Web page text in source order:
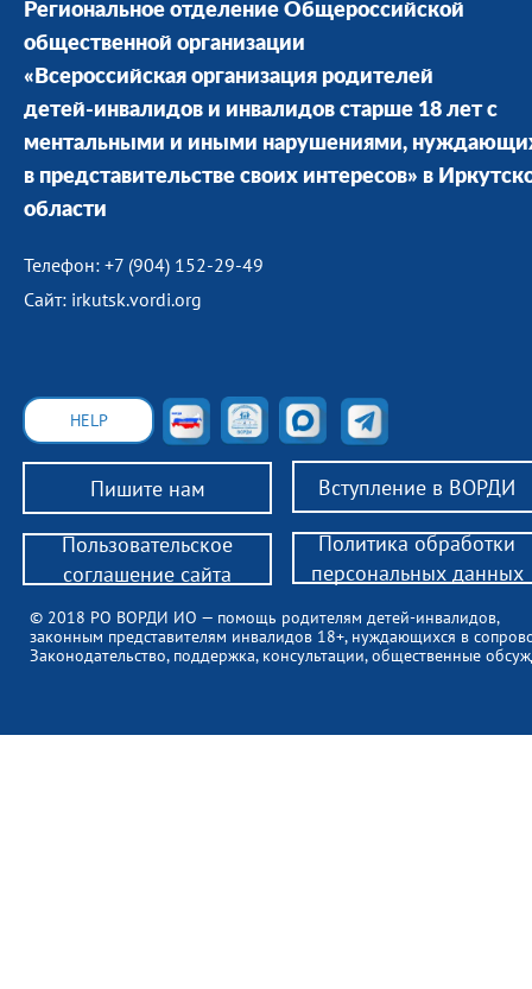
Региональное отделение Общероссийской
общественной организации
«Всероссийская организация родителей
детей-инвалидов и инвалидов старше 18 лет с
ментальными и иными нарушениями,
в представительстве своих интересов» в
области
Телефон: +7 (904) 152-29-49
Сайт: irkutsk.vordi.org
Пишите нам Вступление в ВОРДИ
© 2018 РО ВОРДИ ИО — помощь родителям детей-инвалидов,
законным представителям инвалидов 18+, нуждающихся в
Законодательство, поддержка, консультации, общественные
HELP
Пользовательское
соглашение сайта
Политика обработки
персональных данных